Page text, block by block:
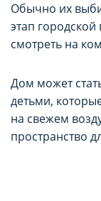
Обычно их
этап
смотреть на
Дом может
детьми,
на свежем
пространство